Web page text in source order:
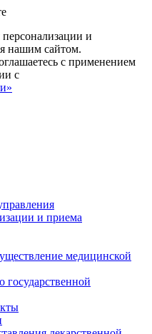
и
нашим сайтом.
с применением
с
и приема
медицинской
государственной